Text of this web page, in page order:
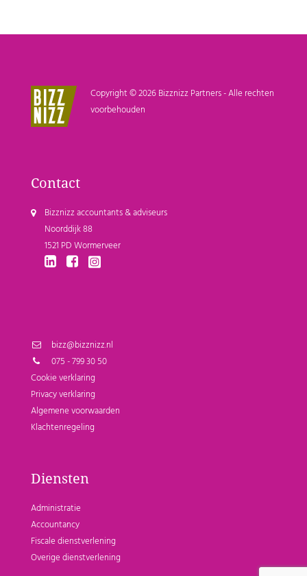
Copyright © 2026 Bizznizz Partners - Alle rechten
voorbehouden
Contact
Bizznizz accountants & adviseurs
Noorddijk 88
1521 PD Wormerveer
bizz@bizznizz.nl
075 - 799 30 50
Cookie verklaring
Privacy verklaring
Algemene voorwaarden
Klachtenregeling
Diensten
Administratie
Accountancy
Fiscale dienstverlening
Overige dienstverlening